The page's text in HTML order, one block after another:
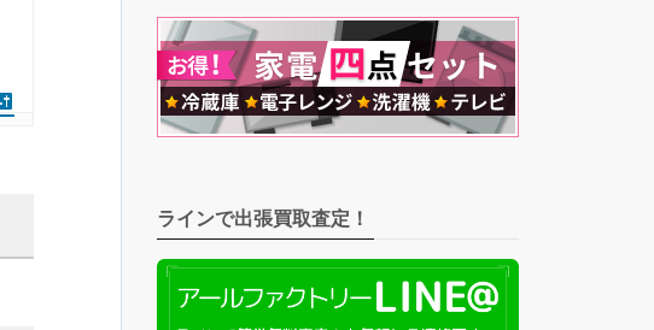
ラインで出張買取査定！